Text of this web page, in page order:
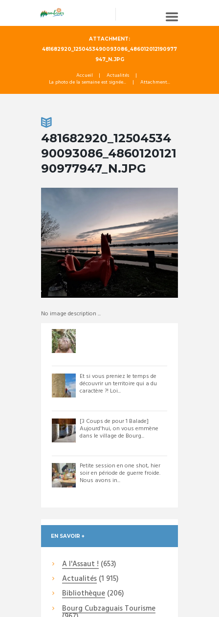
ATTACHMENT:
481682920_1250453490093086_486012012190977
947_N.JPG
Accueil
Actualités
La photo de la semaine est signée...
Attachment...
481682920_12504534
90093086_4860120121
90977947_N.JPG
No image description ...
Et si vous preniez le temps de
découvrir un territoire qui a du
caractère ?! Loi...
[3 Coups de pour 1 Balade]
Aujourd'hui, on vous emmène
dans le village de Bourg...
Petite session en one shot, hier
soir en période de guerre froide.
Nous avons in...
EN SAVOIR +
A l'Assaut ! (653)
Actualités(1 915)
Bibliothèque(206)
Bourg Cubzaguais Tourisme